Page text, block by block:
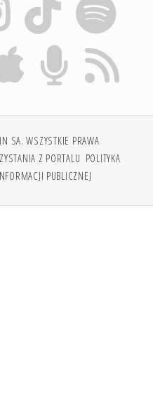
SA. WSZYSTKIE PRAWA
Z PORTALU POLITYKA
PUBLICZNEJ